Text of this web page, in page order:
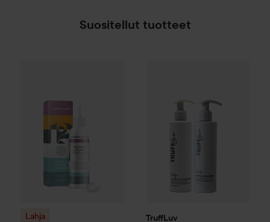
Suositellut tuotteet
Lahja TruffLuv